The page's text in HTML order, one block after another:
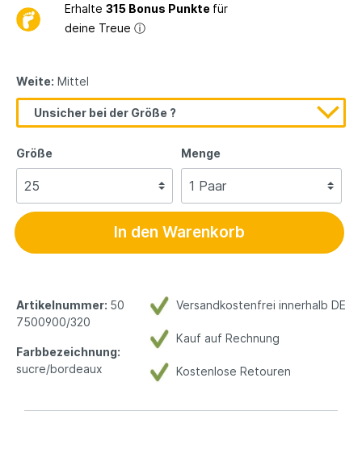
Erhalte 315 Bonus Punkte für
deine Treue ⓘ
Weite: Mittel
Unsicher bei der Größe ?
Größe Menge
In den Warenkorb
Versandkostenfrei innerhalb DE
Kauf auf Rechnung
Kostenlose Retouren
Artikelnummer: 50
7500900/320
Farbbezeichnung:
sucre/bordeaux